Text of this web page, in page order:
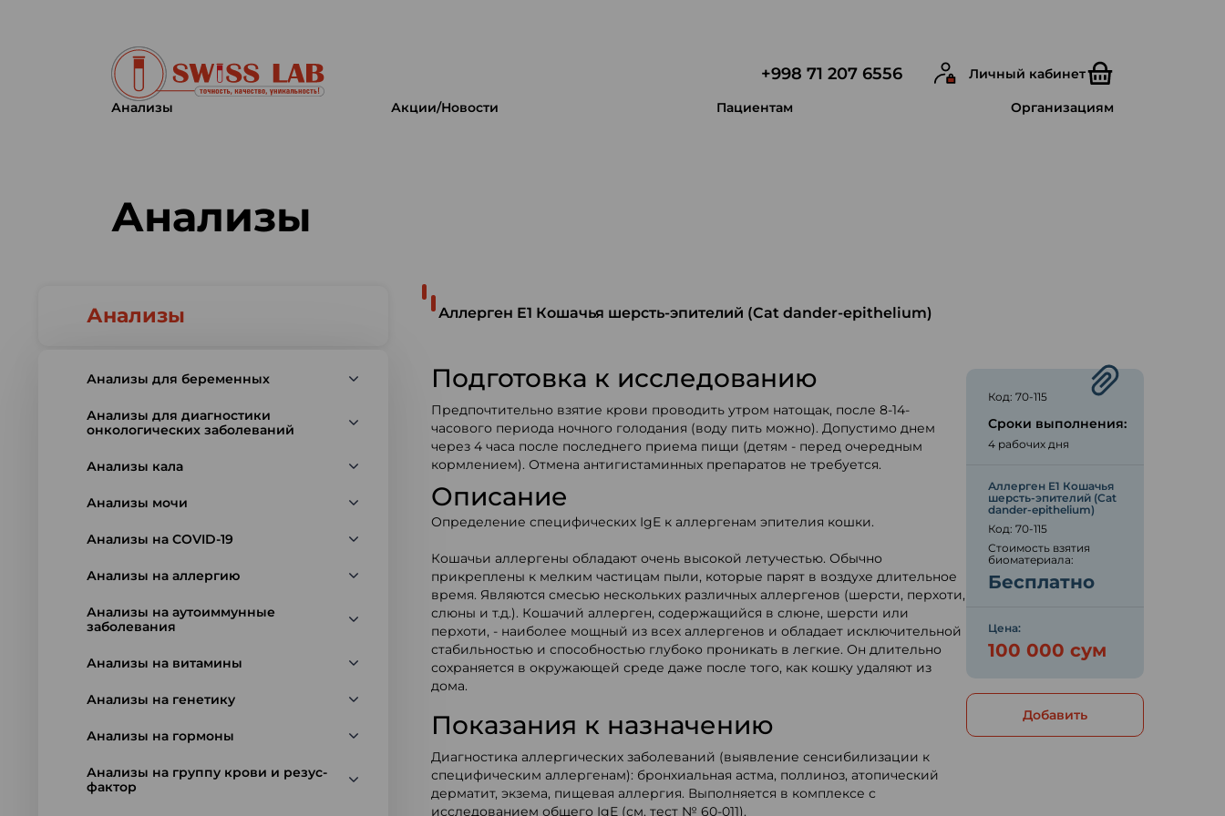
+998 71 207 6556 Личный кабинет
Анализы Акции/Новости Пациентам Организациям
Анализы
Анализы
Анализы для беременных
Анализы для диагностики
онкологических заболеваний
Анализы кала
Анализы мочи
Анализы на COVID-19
Анализы на аллергию
Анализы на аутоиммунные
заболевания
Анализы на витамины
Анализы на генетику
Анализы на гормоны
Анализы на группу крови и резус-
фактор
Аллерген E1 Кошачья шерсть-эпителий (Cat dander-epithelium)
Подготовка к исследованию
Предпочтительно взятие крови проводить утром натощак, после 8-14-
часового периода ночного голодания (воду пить можно). Допустимо днем
через 4 часа после последнего приема пищи (детям - перед очередным
кормлением). Отмена антигистаминных препаратов не требуется.
Описание
Определение специфических IgE к аллергенам эпителия кошки.
Кошачьи аллергены обладают очень высокой летучестью. Обычно
прикреплены к мелким частицам пыли, которые парят в воздухе длительное
время. Являются смесью нескольких различных аллергенов (шерсти, перхоти,
слюны и т.д.). Кошачий аллерген, содержащийся в слюне, шерсти или
перхоти, - наиболее мощный из всех аллергенов и обладает исключительной
стабильностью и способностью глубоко проникать в легкие. Он длительно
сохраняется в окружающей среде даже после того, как кошку удаляют из
дома.
Показания к назначению
Диагностика аллергических заболеваний (выявление сенсибилизации к
специфическим аллергенам): бронхиальная астма, поллиноз, атопический
дерматит, экзема, пищевая аллергия. Выполняется в комплексе с
исследованием общего IgE (см. тест № 60-011).
Код: 70-115
Сроки выполнения:
4 рабочих дня
Аллерген E1 Кошачья
шерсть-эпителий (Cat
dander-epithelium)
Код: 70-115
Стоимость взятия
биоматериала:
Бесплатно
Цена:
100 000 сум
Добавить